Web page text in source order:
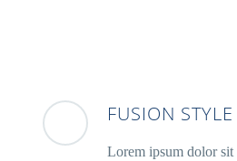
FUSION STYLE
Lorem ipsum dolor sit